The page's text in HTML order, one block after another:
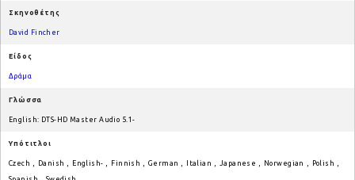
Σκηνοθέτης
David Fincher
Είδος
Δράμα
Γλώσσα
English: DTS-HD Master Audio 5.1-
Υπότιτλοι
Czech Danish English- Finnish German Italian Japanese Norwegian Polish